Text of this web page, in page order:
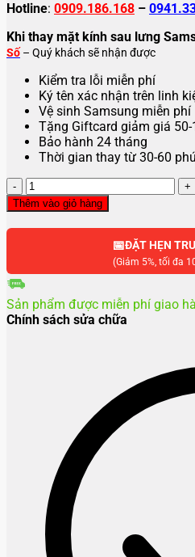
Hotline: 0909.186.168 –
Khi thay mặt kính sau lưng
Số – Quý khách sẽ nhận được
Kiểm tra lỗi miễn phí
Ký tên xác nhận trên linh
Vệ sinh Samsung miễn phí
Tặng Giftcard giảm giá 50-
Bảo hành 24 tháng
Thời gian thay từ 30-60
Thay
mặt
kính
sau
Z
số
lượng
Thêm vào giỏ hàng
📅ĐẶT HẸN
(Giảm 5%, tối đa
Sản phẩm được miễn phí giao
Chính sách sửa chữa